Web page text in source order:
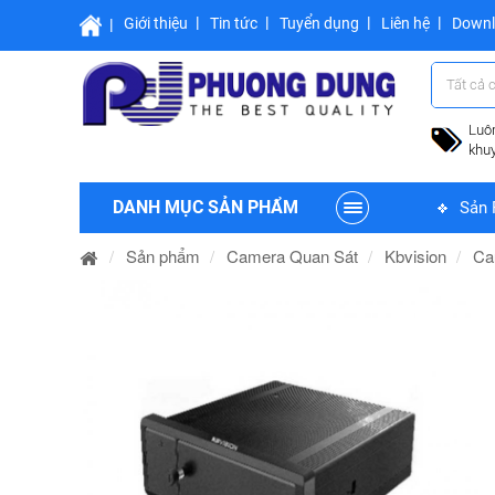
Giới thiệu Tin tức Tuyển dụng Liên hệ
Tất cả
DANH MỤC SẢN PHẨM Sản
Sản phẩm Camera Quan Sát Kbvision